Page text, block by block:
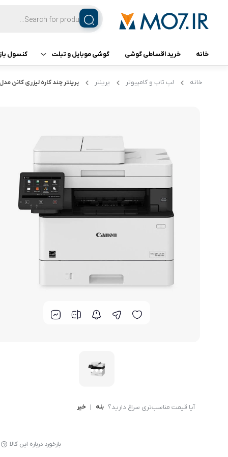
خانه خرید اقساطی گوشی گوشی موبایل و تبلت
تبلت
گوشی ناتینگ فون
گوشی داریا
گوشی موتورولا
گوشی نوکیا
گوشی وان پلاس
گوشی اچ تی سی
گوشی کاترپیلار
کنسول
کنسول خانه لپ تاپ و کامپیوتر پرینتر پرینتر چند کاره لیزری کانن مدل i-SENSYS MF453dw
آیا قیمت مناسب‌تری سراغ دارید؟ بله | خیر
بازخورد درباره این کالا